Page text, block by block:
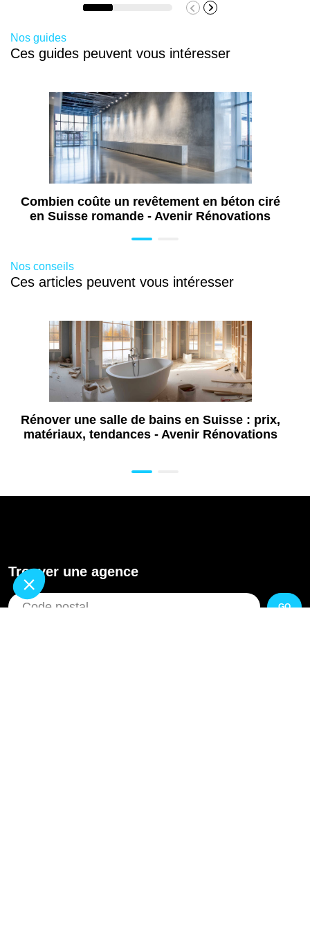
Nos guides
Ces guides peuvent vous intéresser
Combien coûte un revêtement en béton ciré
en Suisse romande - Avenir Rénovations
Nos conseils
Ces articles peuvent vous intéresser
Rénover une salle de bains en Suisse : prix,
matériaux, tendances - Avenir Rénovations
Trouver une agence
GO